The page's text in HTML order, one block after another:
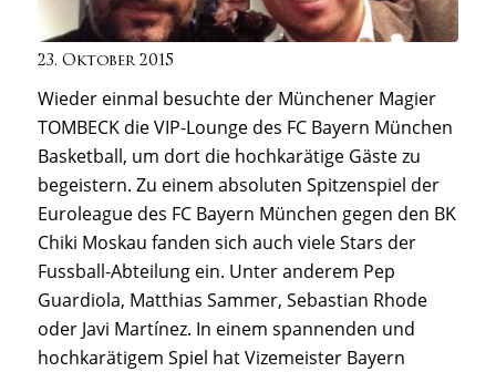
23. Oktober 2015
Wieder einmal besuchte der Münchener Magier
TOMBECK die VIP-Lounge des FC Bayern München
Basketball, um dort die hochkarätige Gäste zu
begeistern. Zu einem absoluten Spitzenspiel der
Euroleague des FC Bayern München gegen den BK
Chiki Moskau fanden sich auch viele Stars der
Fussball-Abteilung ein. Unter anderem Pep
Guardiola, Matthias Sammer, Sebastian Rhode
oder Javi Martínez. In einem spannenden und
hochkarätigem Spiel hat Vizemeister Bayern